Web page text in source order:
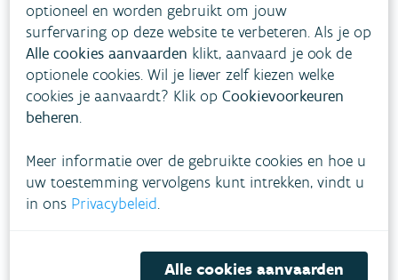
VLAAMSE
MILIEUMAATSCHAPPIJ
Daarvoor zetten we samen met partners in op
een duurzaam lucht-, water- en klimaatbeleid.
optioneel en worden gebruikt om jouw
surfervaring op deze website te verbeteren. Als je op
Alle cookies aanvaarden klikt, aanvaard je ook de
optionele cookies. Wil je liever zelf kiezen welke
cookies je aanvaardt? Klik opCookievoorkeuren
beheren.
Meer informatie over de gebruikte cookies en hoe u
uw toestemming vervolgens kunt intrekken, vindt u
in ons Privacybeleid.
Alle cookies aanvaarden